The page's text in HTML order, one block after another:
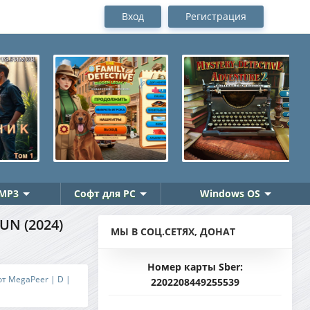
Вход Регистрация
Софт для PC Windows OS
(2024)
MegaPeer | D |
МЫ В СОЦ.СЕТЯХ, ДОНАТ
Номер карты Sber:
2202208449255539